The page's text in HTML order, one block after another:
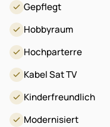
Gepflegt
Hobbyraum
Hochparterre
Kabel Sat TV
Kinderfreundlich
Modernisiert